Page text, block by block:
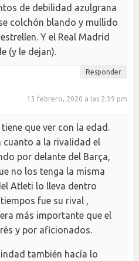
de debilidad azulgrana
colchón blando y mullido
Y el Real Madrid
(y le dejan).
Responder
13 febrero, 2020 a las 2:39 pm
que ver con la edad.
cuanto a la rivalidad el
por delante del Barça,
no los tenga la misma
Atleti lo lleva dentro
fue su rival ,
más importante que el
y por aficionados.
también hacía lo